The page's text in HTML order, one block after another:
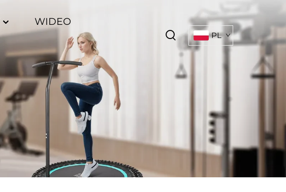
WIDEO
PL